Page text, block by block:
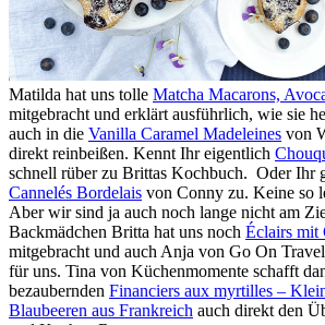
Matilda hat uns tolle Matcha Macarons,
mitgebracht und erklärt ausführlich, wie sie
auch in die Vanilla Caramel Madeleines von
direkt reinbeißen. Kennt Ihr eigentlich
schnell rüber zu Brittas Kochbuch. Oder Ihr
Cannelés Bordelais von Conny zu. Keine so
Aber wir sind ja auch noch lange nicht am
Backmädchen Britta hat uns noch Éclairs mit
mitgebracht und auch Anja von Go On
für uns. Tina von Küchenmomente schafft
bezaubernden Financiers aux myrtilles –
Blaubeeren aus Frankreich auch direkt den